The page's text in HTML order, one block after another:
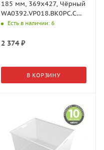
185 мм, 369х427, Чёрный
WA0392.VP018.BK0PC.CH
Aristo
Есть в наличии: 6
2 374₽
В КОРЗИНУ